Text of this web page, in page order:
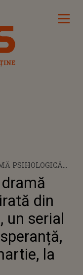
PSIHOLOGICĂ
ADEVARATE, UN
ȘI SPERANȚĂ,
LA KANAL D!
din
un serial
la